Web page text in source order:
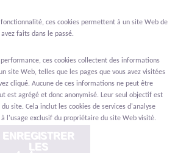
ces cookies permettent à un site Web de
faits dans le passé.
ces cookies collectent des informations
site Web, telles que les pages que vous avez visitées
cliqué. Aucune de ces informations ne peut être
est agrégé et donc anonymisé. Leur seul objectif est
site. Cela inclut les cookies de services d'analyse
l'usage exclusif du propriétaire du site Web visité.
ENREGISTRER
LES